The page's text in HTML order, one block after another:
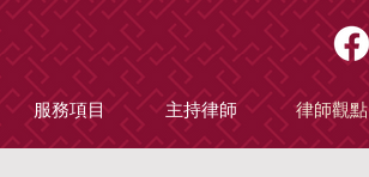
服務項目 主持律師 律師觀點